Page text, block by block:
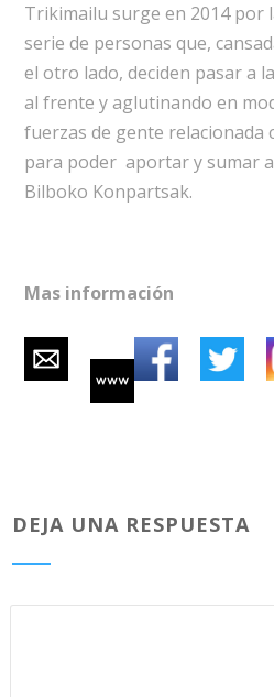
Trikimailu surge en 2014 por
serie de personas que,
el otro lado, deciden pasar a
al frente y aglutinando en
fuerzas de gente relacionada
para poder aportar y sumar
Bilboko Konpartsak.
Mas información
DEJA UNA RESPUESTA